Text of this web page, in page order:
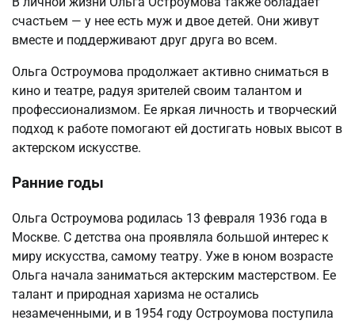
счастьем — у нее есть муж и двое детей. Они живут
вместе и поддерживают друг друга во всем.
Ольга Остроумова продолжает активно сниматься в
кино и театре, радуя зрителей своим талантом и
профессионализмом. Ее яркая личность и творческий
подход к работе помогают ей достигать новых высот в
актерском искусстве.
Ранние годы
Ольга Остроумова родилась 13 февраля 1936 года в
Москве. С детства она проявляла большой интерес к
миру искусства, самому театру. Уже в юном возрасте
Ольга начала заниматься актерским мастерством. Ее
талант и природная харизма не остались
незамеченными, и в 1954 году Остроумова поступила